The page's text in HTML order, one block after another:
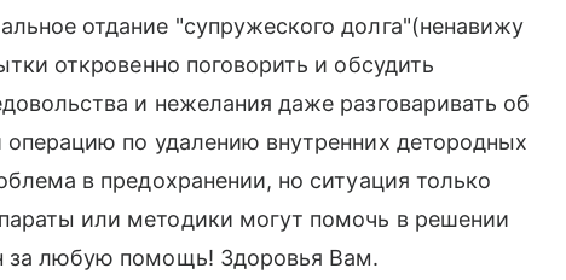
отдание "супружеского долга"(ненавижу
откровенно поговорить и обсудить
и нежелания даже разговаривать об
по удалению внутренних детородных
в предохранении, но ситуация только
или методики могут помочь в решении
за любую помощь! Здоровья Вам.